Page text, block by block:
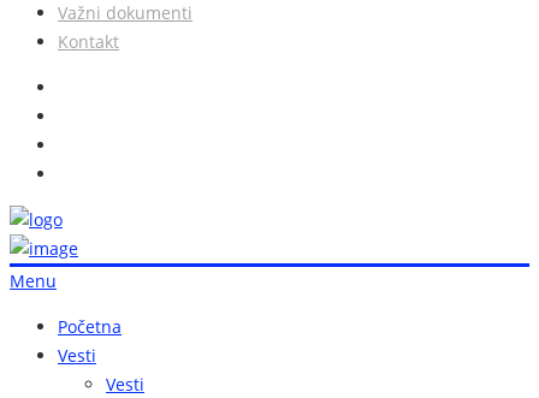
Važni dokumenti
Kontakt
Menu
Početna
Vesti
Vesti